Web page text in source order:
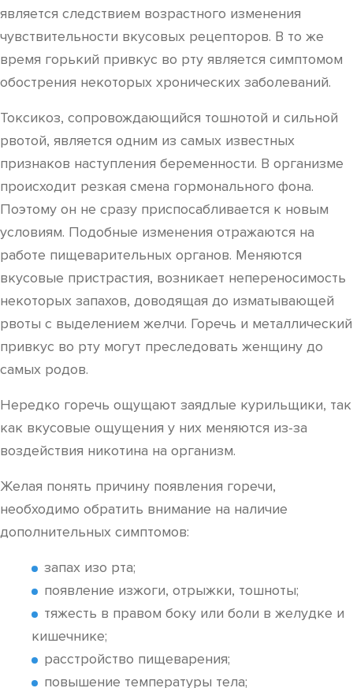
является следствием возрастного изменения
чувствительности вкусовых рецепторов. В то же
время горький привкус во рту является симптомом
обострения некоторых хронических заболеваний.
Токсикоз, сопровождающийся тошнотой и сильной
рвотой, является одним из самых известных
признаков наступления беременности. В организме
происходит резкая смена гормонального фона.
Поэтому он не сразу приспосабливается к новым
условиям. Подобные изменения отражаются на
работе пищеварительных органов. Меняются
вкусовые пристрастия, возникает непереносимость
некоторых запахов, доводящая до изматывающей
рвоты с выделением желчи. Горечь и металлический
привкус во рту могут преследовать женщину до
самых родов.
Нередко горечь ощущают заядлые курильщики, так
как вкусовые ощущения у них меняются из-за
воздействия никотина на организм.
Желая понять причину появления горечи,
необходимо обратить внимание на наличие
дополнительных симптомов:
запах изо рта;
появление изжоги, отрыжки, тошноты;
тяжесть в правом боку или боли в желудке и
кишечнике;
расстройство пищеварения;
повышение температуры тела;